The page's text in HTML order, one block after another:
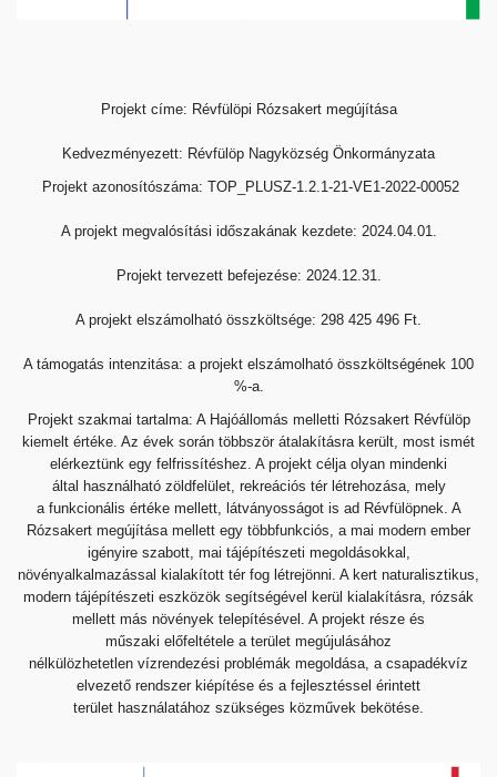
Projekt címe: Révfülöpi Rózsakert megújítása
Kedvezményezett: Révfülöp Nagyközség Önkormányzata
Projekt azonosítószáma: TOP_PLUSZ-1.2.1-21-VE1-2022-00052
A projekt megvalósítási időszakának kezdete: 2024.04.01.
Projekt tervezett befejezése: 2024.12.31.
A projekt elszámolható összköltsége: 298 425 496 Ft.
A támogatás intenzitása: a projekt elszámolható összköltségének 100
%-a.
Projekt szakmai tartalma: A Hajóállomás melletti Rózsakert Révfülöp
kiemelt értéke. Az évek során többször átalakításra került, most ismét
elérkeztünk egy felfrissítéshez. A projekt célja olyan mindenki
által használható zöldfelület, rekreációs tér létrehozása, mely
a funkcionális értéke mellett, látványosságot is ad Révfülöpnek. A
Rózsakert megújítása mellett egy többfunkciós, a mai modern ember
igényire szabott, mai tájépítészeti megoldásokkal,
növényalkalmazással kialakított tér fog létrejönni. A kert naturalisztikus,
modern tájépítészeti eszközök segítségével kerül kialakításra, rózsák
mellett más növények telepítésével. A projekt része és
műszaki előfeltétele a terület megújulásához
nélkülözhetetlen vízrendezési problémák megoldása, a csapadékvíz
elvezető rendszer kiépítése és a fejlesztéssel érintett
terület használatához szükséges közművek bekötése.